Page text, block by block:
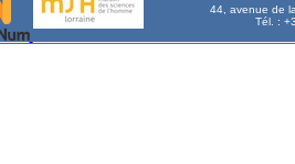
44, avenue de
Tél. :